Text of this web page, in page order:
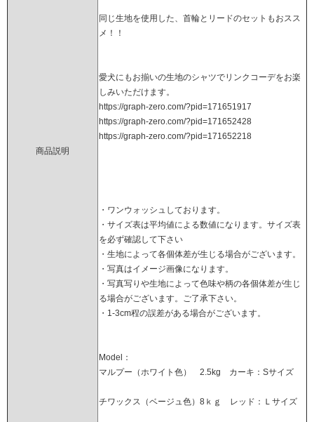
商品説明
同じ生地を使用した、首輪とリードのセットもおスス
メ！！
愛犬にもお揃いの生地のシャツでリンクコーデをお楽
しみいただけます。
https://graph-zero.com/?pid=171651917
https://graph-zero.com/?pid=171652428
https://graph-zero.com/?pid=171652218
・ワンウォッシュしております。
・サイズ表は平均値による数値になります。サイズ表
を必ず確認して下さい
・生地によって各個体差が生じる場合がございます。
・写真はイメージ画像になります。
・写真写りや生地によって色味や柄の各個体差が生じ
る場合がございます。ご了承下さい。
・1-3cm程の誤差がある場合がございます。
Model：
マルプー（ホワイト色） 2.5kg カーキ：Sサイズ
チワックス（ベージュ色）8ｋｇ レッド：Ｌサイズ